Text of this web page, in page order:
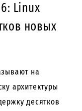
Linux
новых
на
архитектуры
десятков